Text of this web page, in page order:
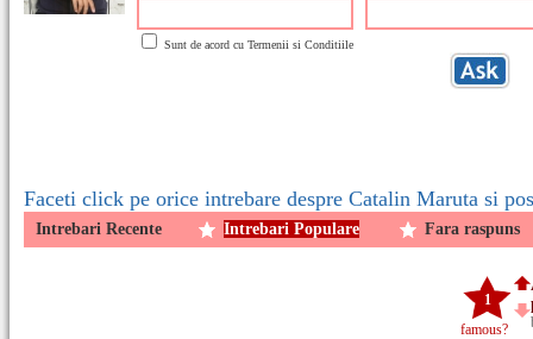
Sunt de acord cu Termenii si Conditiile
Faceti click pe orice intrebare despre Catalin Maruta si
Intrebari Recente Intrebari Populare Fara raspuns
1
famous?